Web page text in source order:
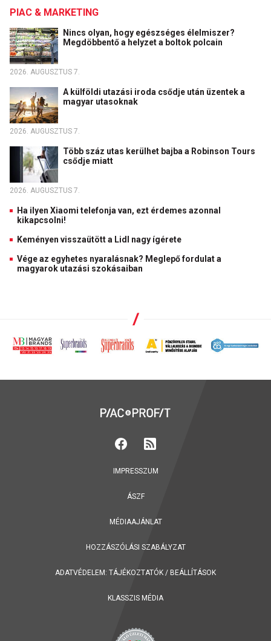
PIAC & MARKETING
Nincs olyan, hogy egészséges élelmiszer?
Megdöbbentő a helyzet a boltok polcain
2026. AUGUSZTUS 7.
A külföldi utazási iroda csődje után üzentek a
magyar utasoknak
2026. AUGUSZTUS 7.
Több száz utas kerülhet bajba a Robinson Tours
csődje miatt
2026. AUGUSZTUS 7.
Ha ilyen Xiaomi telefonja van, ezt érdemes azonnal
kikapcsolni!
Keményen visszaütött a Lidl nagy ígérete
Vége az egyhetes nyaralásnak? Meglepő fordulat a
magyarok utazási szokásaiban
IMPRESSZUM
ÁSZF
MÉDIAAJÁNLAT
HOZZÁSZÓLÁSI SZABÁLYZAT
ADATVÉDELEM: TÁJÉKOZTATÓK / BEÁLLÍTÁSOK
KLASSZIS MÉDIA